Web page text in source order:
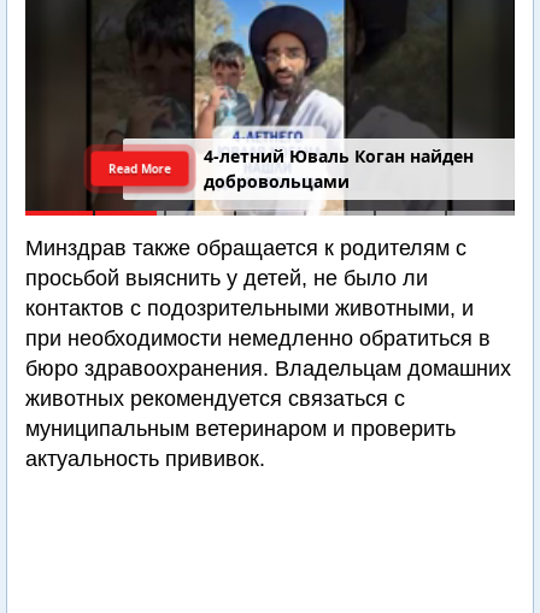
4-летний Юваль Коган найден
добровольцами
Read More
Минздрав также обращается к родителям с
просьбой выяснить у детей, не было ли
контактов с подозрительными животными, и
при необходимости немедленно обратиться в
бюро здравоохранения. Владельцам домашних
животных рекомендуется связаться с
муниципальным ветеринаром и проверить
актуальность прививок.